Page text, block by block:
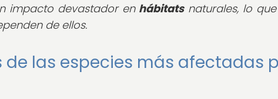
impacto devastador en hábitatsnaturales, lo
de ellos.
de las especies más afectadas